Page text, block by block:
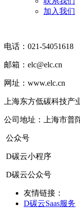
加入我们
电话：021-54051618
邮箱：elc@elc.cn
网址：www.elc.cn
上海东方低碳科技产
公司地址：上海市普
公众号
D碳云小程序
D碳云公众号
友情链接：
D碳云Saas服务